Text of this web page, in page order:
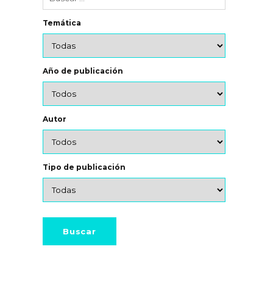
Temática
Año de publicación
Autor
Tipo de publicación